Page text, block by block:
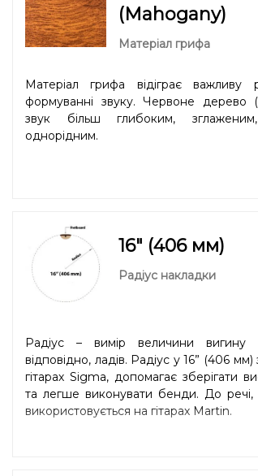
пальцями в стилі «fingerstyle».
фаворит голови компанії Sigma,
(Mahogany)
Матеріал грифа
Матеріал грифа відіграє важливу
формуванні звуку. Червоне дерево
звук більш глибоким,
однорідним.
16" (406 мм)
Радіус накладки
Радіус – вимір величини вигину
відповідно, ладів. Радіус у 16” (406 мм)
гітарах Sigma, допомагає зберігати
та легше виконувати бенди. До речі,
використовується на гітарах Martin.